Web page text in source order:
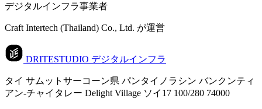
デジタルインフラ事業者
Craft Intertech (Thailand) Co., Ltd. が運営
DRITESTUDIO デジタルインフラ
タイ サムットサーコーン県 パンタイノラシン バンクンティ
アン-チャイタレー Delight Village ソイ17 100/280 74000